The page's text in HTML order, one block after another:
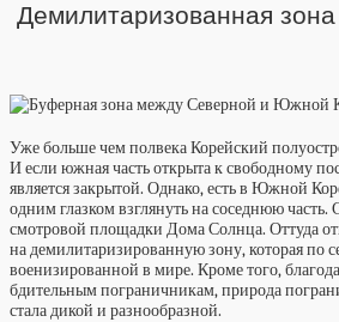
Демилитаризованная зона
Уже больше чем полвека Корейский
И если южная часть открыта к свободному
является закрытой. Однако, есть в Южной
одним глазком взглянуть на соседнюю часть.
смотровой площадки Дома Солнца. Оттуда
на демилитаризированную зону, которая по
военизированной в мире. Кроме того,
бдительным пограничникам, природа
стала дикой и разнообразной.